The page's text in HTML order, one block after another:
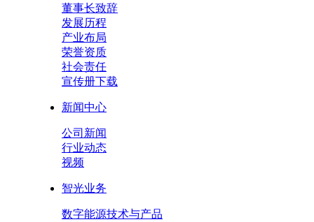
董事长致辞
发展历程
产业布局
荣誉资质
社会责任
宣传册下载
新闻中心
公司新闻
行业动态
视频
智光业务
数字能源技术与产品